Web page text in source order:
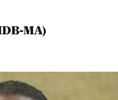
MA)